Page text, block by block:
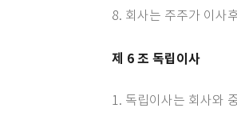
8. 회사는 주주가 이사
제 6 조 독립이사
1. 독립이사는 회사와